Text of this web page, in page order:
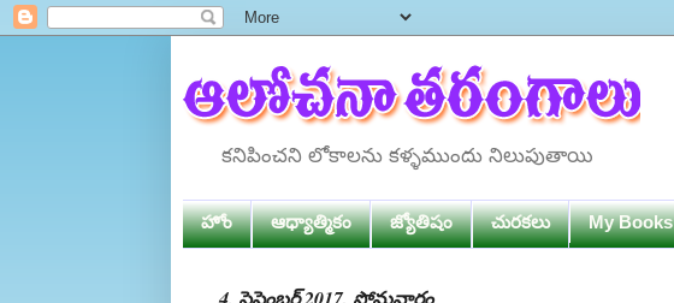
కనిపించని లోకాలను కళ్ళముందు నిలుపుతాయి
హోం ఆధ్యాత్మికం జ్యోతిషం చురకలు My Books